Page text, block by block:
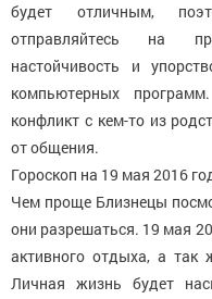
будет отличным,
отправляйтесь на
настойчивость и
компьютерных
конфликт с кем-то из
от общения.
Гороскоп на 19 мая 2016
Чем проще Близнецы
они разрешаться. 19 мая
активного отдыха, а так
Личная жизнь будет